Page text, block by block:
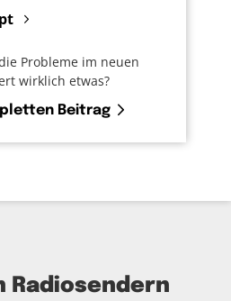
Probleme im neuen
wirklich etwas?
Beitrag
Radiosendern